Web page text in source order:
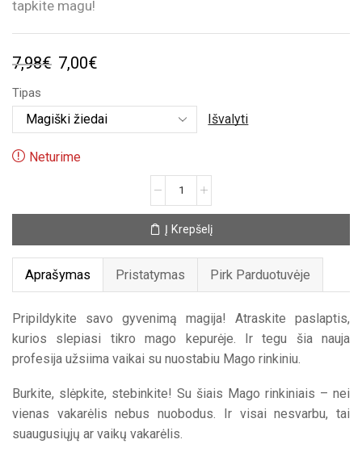
tapkite magu!
7,98€ Original
was:
7,98€.
7,00€
is:
7,00€.
Tipas
Išvalyti
Neturime
Mago
rinkinys
Į Krepšelį
Aprašymas Pristatymas Pirk Parduotuvėje
Pripildykite savo gyvenimą magija! Atraskite paslaptis,
kurios slepiasi tikro mago kepurėje. Ir tegu šia nauja
profesija užsiima vaikai su nuostabiu Mago rinkiniu.
Burkite, slėpkite, stebinkite! Su šiais Mago rinkiniais – nei
vienas vakarėlis nebus nuobodus. Ir visai nesvarbu, tai
suaugusiųjų ar vaikų vakarėlis.